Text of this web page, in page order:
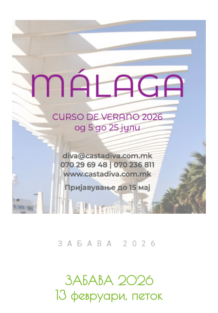
ЗАБАВА 2026
ЗАБАВА 2026
13 февруари, петок